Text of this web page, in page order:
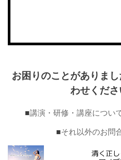
お困りのことがありま
わせくだ
■講演・研修・講座につい
■それ以外のお問